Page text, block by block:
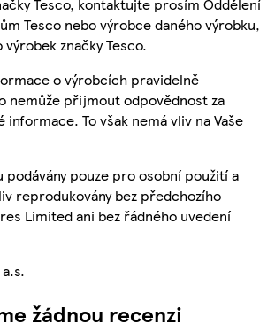
Tesco nebo výrobce daného výrobku,
značky Tesco.
o výrobcích pravidelně
nemůže přijmout odpovědnost za
informace. To však nemá vliv na Vaše
podávány pouze pro osobní použití a
reprodukovány bez předchozího
Limited ani bez řádného uvedení
žádnou recenzi